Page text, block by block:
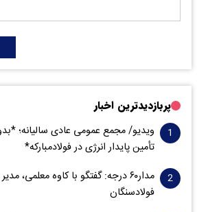
پربازدیدترین اخبار
ویدیو/ مجمع عمومی عادی سالیانه؛
تأمین پایدار انرژی در فولادمبارکه*
مدار‌۶٠ درجه: گفتگو با کاوه معلمی،
فولادسنگان